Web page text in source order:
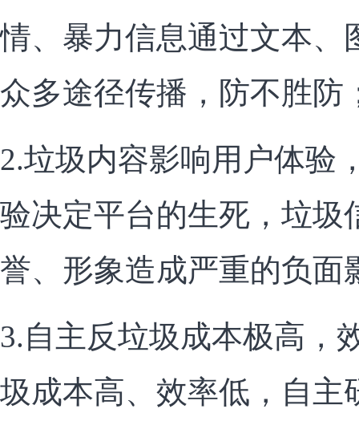
情、暴力信息通过文本、
众多途径传播，防不胜防
2.垃圾内容影响用户体验
验决定平台的生死，垃圾
誉、形象造成严重的负面
3.自主反垃圾成本极高，
圾成本高、效率低，自主